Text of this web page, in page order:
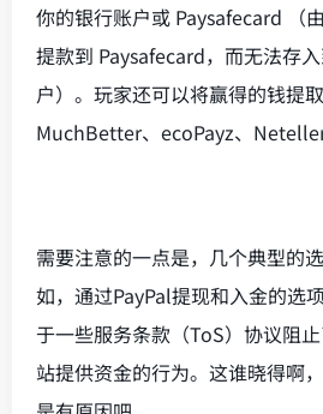
你的银行账户或 Paysafecard （
提款到 Paysafecard，而无法存
户）。玩家还可以将赢得的钱提
MuchBetter、ecoPayz、Neteller
需要注意的一点是，几个典型的
如，通过PayPal提现和入金的选
于一些服务条款（ToS）协议阻
站提供资金的行为。这谁晓得啊